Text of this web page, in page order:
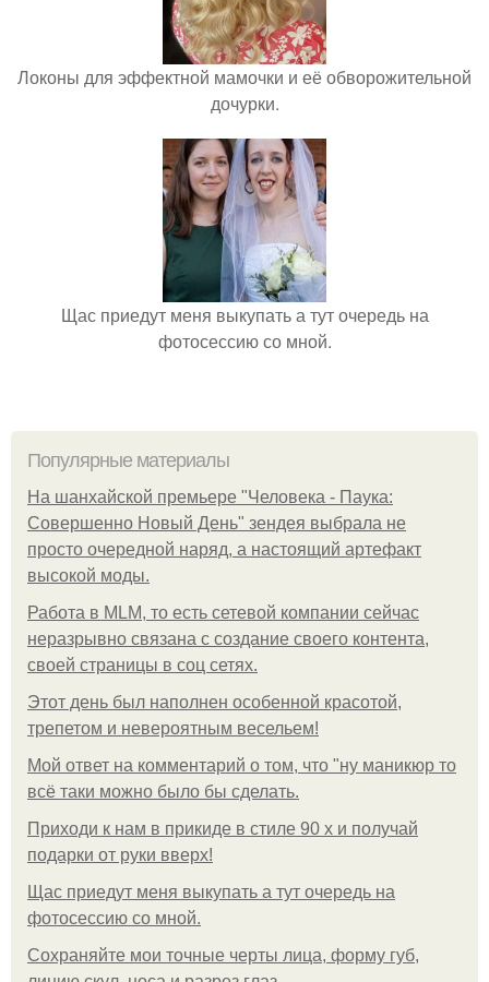
Локоны для эффектной мамочки и её обворожительной
дочурки.
Щас приедут меня выкупать а тут очередь на
фотосессию со мной.
Популярные материалы
На шанхайской премьере "Человека - Паука:
Совершенно Новый День" зендея выбрала не
просто очередной наряд, а настоящий артефакт
высокой моды.
Работа в MLM, то есть сетевой компании сейчас
неразрывно связана с создание своего контента,
своей страницы в соц сетях.
Этот день был наполнен особенной красотой,
трепетом и невероятным весельем!
Мой ответ на комментарий о том, что "ну маникюр то
всё таки можно было бы сделать.
Приходи к нам в прикиде в стиле 90 х и получай
подарки от руки вверх!
Щас приедут меня выкупать а тут очередь на
фотосессию со мной.
Сохраняйте мои точные черты лица, форму губ,